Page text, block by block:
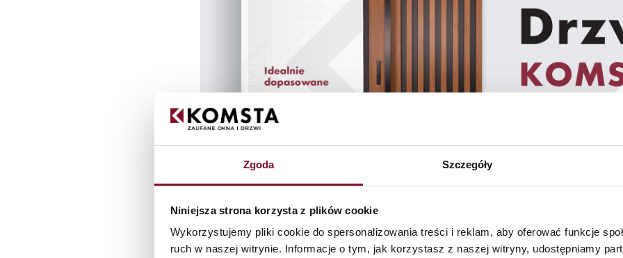
Zgoda Szczegóły
Niniejsza strona korzysta z plików cookie
Wykorzystujemy pliki cookie do spersonalizowania treści i reklam, aby oferować funkcje
ruch w naszej witrynie. Informacje o tym, jak korzystasz z naszej witryny, udostępniamy